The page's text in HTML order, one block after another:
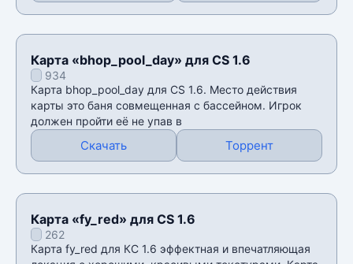
Карта «bhop_pool_day» для CS 1.6
934
Карта bhop_pool_day для CS 1.6. Место действия
карты это баня совмещенная с бассейном. Игрок
должен пройти её не упав в
Скачать Торрент
Карта «fy_red» для CS 1.6
262
Карта fy_red для КС 1.6 эффектная и впечатляющая